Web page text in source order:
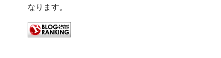
なります。